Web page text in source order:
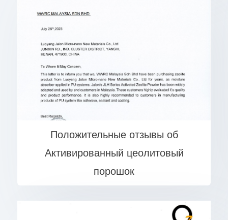
Положительные отзывы об
Активированный цеолитовый
порошок